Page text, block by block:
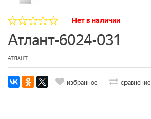
Нет в наличии
Атлант-6024-031
АТЛАНТ
избранное сравнение